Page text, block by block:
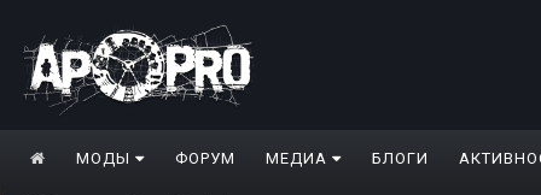
МОДЫ ФОРУМ МЕДИА БЛОГИ